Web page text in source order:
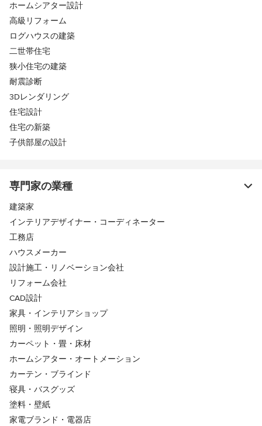
ホームシアター設計
高級リフォーム
ログハウスの建築
二世帯住宅
狭小住宅の建築
耐震診断
3Dレンダリング
住宅設計
住宅の新築
子供部屋の設計
専門家の業種
建築家
インテリアデザイナー・コーディネーター
工務店
ハウスメーカー
設計施工・リノベーション会社
リフォーム会社
CAD設計
家具・インテリアショップ
照明・照明デザイン
カーペット・畳・床材
ホームシアター・オートメーション
カーテン・ブラインド
寝具・バスグッズ
塗料・壁紙
家電ブランド・電器店